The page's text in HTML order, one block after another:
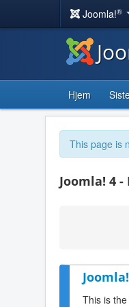
Joomla!®
Hjem
This page is
Joomla! 4 -
This is